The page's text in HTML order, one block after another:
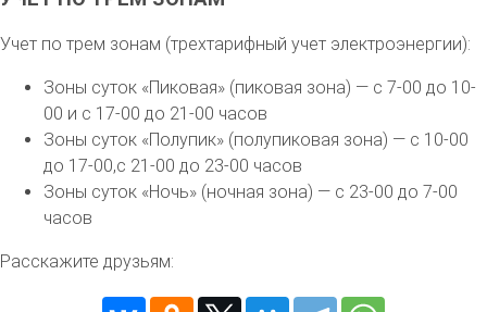
Учет по трем зонам (трехтарифный учет электроэнергии):
Зоны суток «Пиковая» (пиковая зона) — с 7-00 до 10-
00 и с 17-00 до 21-00 часов
Зоны суток «Полупик» (полупиковая зона) — с 10-00
до 17-00,с 21-00 до 23-00 часов
Зоны суток «Ночь» (ночная зона) — с 23-00 до 7-00
часов
Расскажите друзьям: